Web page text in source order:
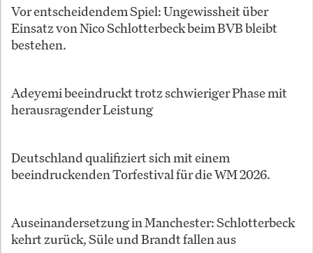
Vor entscheidendem Spiel: Ungewissheit über
Einsatz von Nico Schlotterbeck beim BVB bleibt
bestehen.
Adeyemi beeindruckt trotz schwieriger Phase mit
herausragender Leistung
Deutschland qualifiziert sich mit einem
beeindruckenden Torfestival für die WM 2026.
Auseinandersetzung in Manchester: Schlotterbeck
kehrt zurück, Süle und Brandt fallen aus